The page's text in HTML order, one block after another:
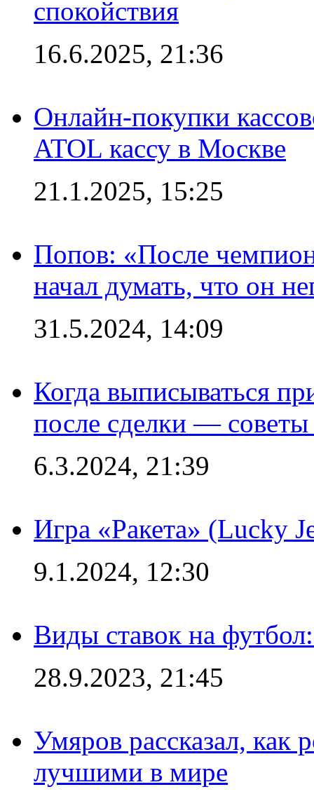
спокойствия
16.6.2025, 21:36
Онлайн-покупки
ATOL кассу в Москве
21.1.2025, 15:25
Попов: «После
начал думать, что он
31.5.2024, 14:09
Когда выписываться
после сделки —
6.3.2024, 21:39
Игра «Ракета» (Lucky
9.1.2024, 12:30
Виды ставок на
28.9.2023, 21:45
Умяров рассказал, как
лучшими в мире